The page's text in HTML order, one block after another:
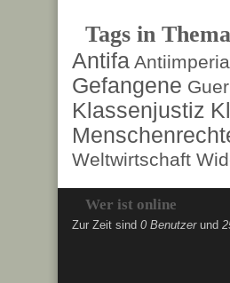
Tags in Thema
Antifa
Gefangene
Klassenjustiz
Weltwirtschaft
Wer ist online
Zur Zeit sind 0 Benutzerund